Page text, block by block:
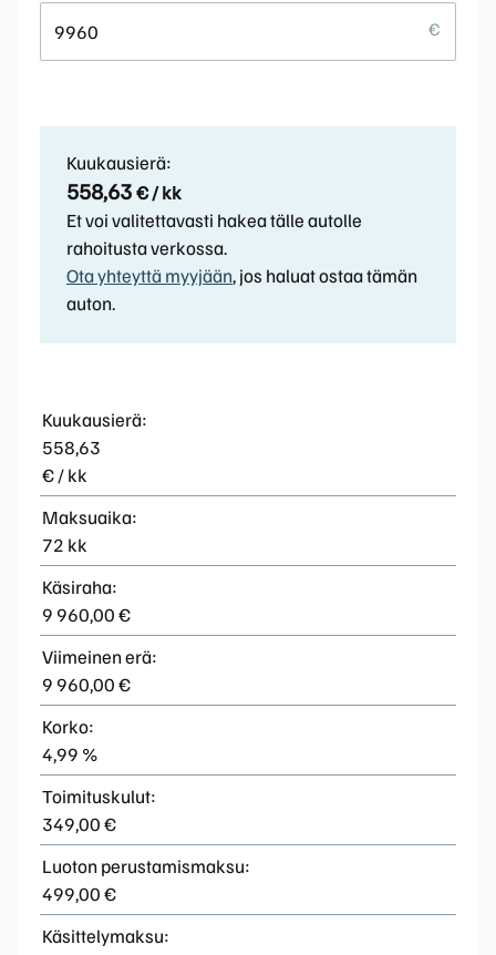
Kuukausierä:
558,63
€ / kk
Maksuaika:
72 kk
Käsiraha:
9 960,00 €
Viimeinen erä:
9 960,00 €
Korko:
4,99 %
Toimituskulut:
349,00 €
Luoton perustamismaksu:
499,00 €
Käsittelymaksu:
Kuukausierä:
558,63€ / kk
Et voi valitettavasti hakea tälle autolle
rahoitusta verkossa.
Ota yhteyttä myyjään, jos haluat ostaa tämän
auton.